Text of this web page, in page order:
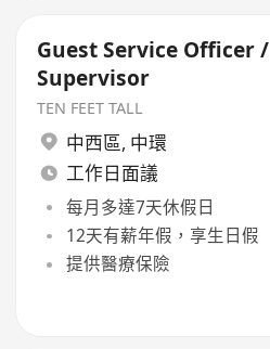
Guest Service Officer /
Supervisor
TEN FEET TALL
中西區, 中環
工作日面議
每月多達7天休假日
12天有薪年假，享生日假
提供醫療保險